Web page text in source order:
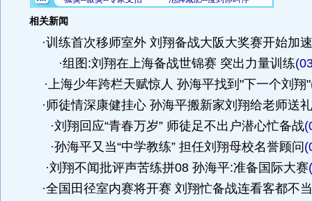
相关新闻
·训练首次移师室外 刘翔备战大阪大奖赛开始加速
·组图:刘翔在上海备战世锦赛 突出力量训练
· 上海少年跨栏天赋惊人 孙海平找到"下一个刘翔"
·师徒情深康健挂心 孙海平搬新家刘翔给老师送礼
·刘翔回应“青春万岁” 师徒足不出户潜心忙备战
·孙海平又当“中学教练” 担任刘翔母校名誉顾问
·刘翔不闻批评声苦练拼08 孙海平:准备国际大赛
·全国田径室内赛将开赛 刘翔忙备战连看客都不当